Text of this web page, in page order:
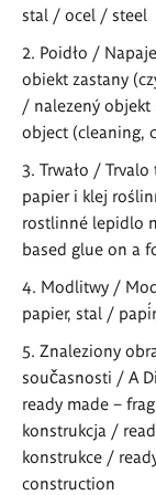
stal / ocel / steel
Poidło /
obiekt zastany
/ nalezený
object (cleaning,
Trwało /
papier i klej
rostlinné lepidlo
based glue on a
Modlitwy /
papier, stal /
Znaleziony
současnosti / A
ready made –
konstrukcja /
konstrukce /
construction